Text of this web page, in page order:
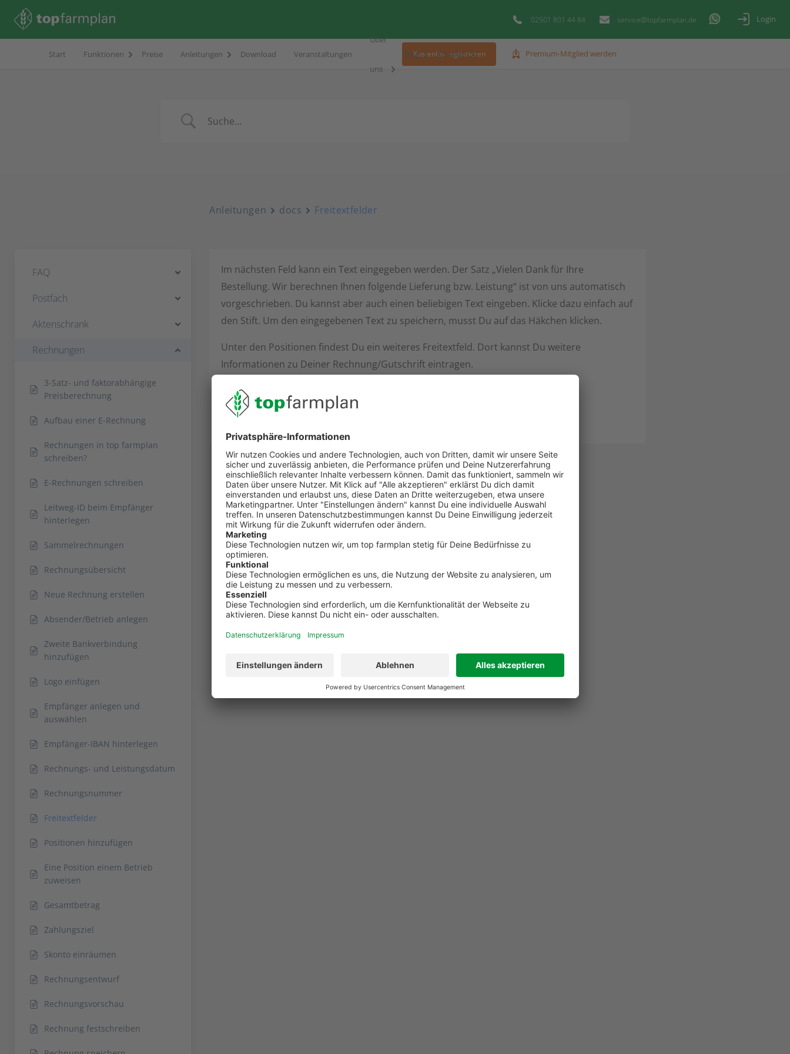
02501 801 44 84 service@topfarmplan.de Login
Start Funktionen Preise Anleitungen Download Veranstaltungen
Über
uns
Blog Kontakt
Kostenlos registrieren Premium-Mitglied werden
FAQ
Postfach
Aktenschrank
Rechnungen
3-Satz- und faktorabhängige
Preisberechnung
Aufbau einer E-Rechnung
Rechnungen in top farmplan
schreiben?
E-Rechnungen schreiben
Leitweg-ID beim Empfänger
hinterlegen
Sammelrechnungen
Rechnungsübersicht
Neue Rechnung erstellen
Absender/Betrieb anlegen
Zweite Bankverbindung
hinzufügen
Logo einfügen
Empfänger anlegen und
auswählen
Empfänger-IBAN hinterlegen
Rechnungs- und Leistungsdatum
Rechnungsnummer
Freitextfelder
Positionen hinzufügen
Eine Position einem Betrieb
zuweisen
Gesamtbetrag
Zahlungsziel
Skonto einräumen
Rechnungsentwurf
Rechnungsvorschau
Rechnung festschreiben
Anleitungen docs Freitextfelder
Im nächsten Feld kann ein Text eingegeben werden. Der Satz „Vielen Dank für Ihre
Bestellung. Wir berechnen Ihnen folgende Lieferung bzw. Leistung“ ist von uns automatisch
vorgeschrieben. Du kannst aber auch einen beliebigen Text eingeben. Klicke dazu einfach auf
den Stift. Um den eingegebenen Text zu speichern, musst Du auf das Häkchen klicken.
Unter den Positionen findest Du ein weiteres Freitextfeld. Dort kannst Du weitere
Informationen zu Deiner Rechnung/Gutschrift eintragen.